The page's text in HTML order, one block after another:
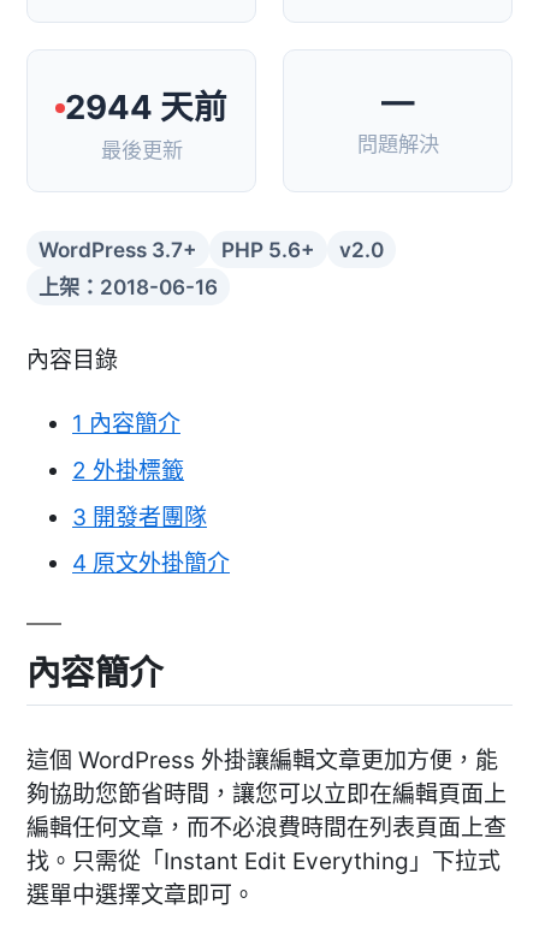
2944 天前
最後更新
—
問題解決
WordPress 3.7+ PHP 5.6+
v2.0
上架：2018-06-16
內容目錄
1 內容簡介
2 外掛標籤
3 開發者團隊
4 原文外掛簡介
內容簡介
這個 WordPress 外掛讓編輯文章更加方便，能
夠協助您節省時間，讓您可以立即在編輯頁面上
編輯任何文章，而不必浪費時間在列表頁面上查
找。只需從「Instant Edit Everything」下拉式
選單中選擇文章即可。